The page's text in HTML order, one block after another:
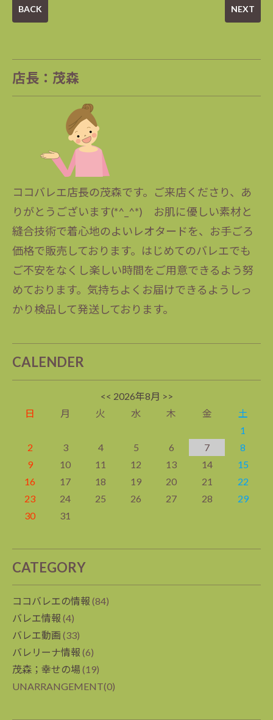
BACK NEXT
店長：茂森
ココバレエ店長の茂森です。ご来店くださり、あ
りがとうございます(*^_^*) お肌に優しい素材と
縫合技術で着心地のよいレオタードを、お手ごろ
価格で販売しております。はじめてのバレエでも
ご不安をなくし楽しい時間をご用意できるよう努
めております。気持ちよくお届けできるようしっ
かり検品して発送しております。
CALENDER
<< 2026年8月 >>
日
月 火 水 木 金
土
1
2
3 4 5 6 7
8
9
10 11 12 13 14
15
16
17 18 19 20 21
22
23
24 25 26 27 28
29
30
31
CATEGORY
ココバレエの情報 (84)
バレエ情報 (4)
バレエ動画 (33)
バレリーナ情報 (6)
茂森；幸せの場 (19)
UNARRANGEMENT(0)